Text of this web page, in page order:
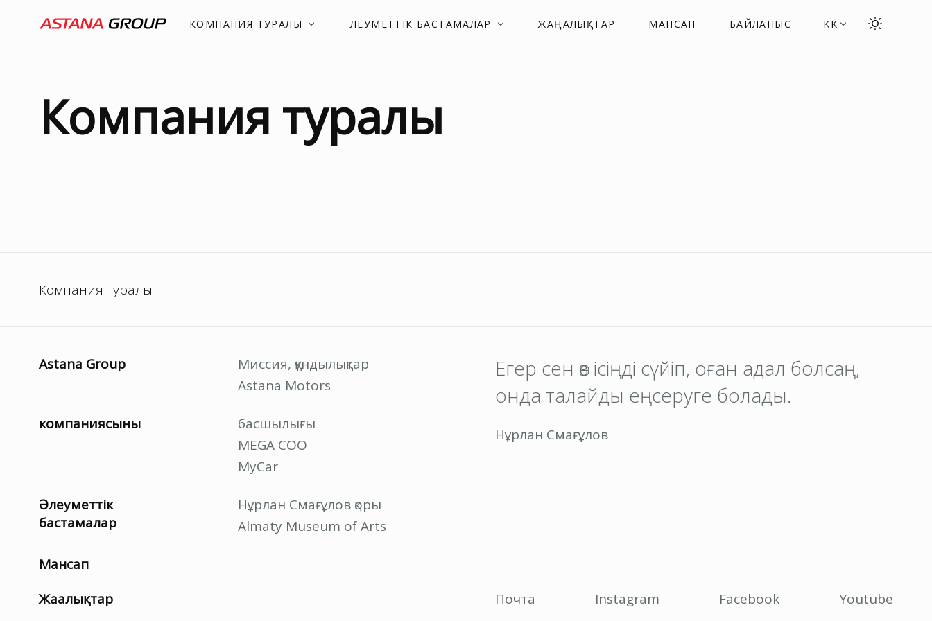
КОМПАНИЯ ТУРАЛЫ ӘЛЕУМЕТТІК БАСТАМАЛАР ЖАҢАЛЫҚТАР МАНСАП БАЙЛАНЫС KK
Компания туралы
Компания туралы
Astana Group
Миссия, құндылықтар
Astana Motors
компаниясының
басшылығы
MEGA СОО
MyCar
Әлеуметтік
бастамалар
Нұрлан Смағұлов қоры
Almaty Museum of Arts
Мансап
Жаңалықтар
Егер сен өз ісіңді сүйіп, оған адал болсаң,
онда талайды еңсеруге болады.
Нұрлан Смағұлов
Почта Instagram Facebook Youtube